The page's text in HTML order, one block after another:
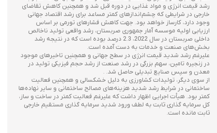
رشد قیمت انرژی و مواد غذایی در دوره قبل شد و همچنین کاهش تقاضای
خارجی در شرایطی که چشم‌اندازهای کمتر مساعد برای رشد اقتصاد جهانی
وجود دارد، کارساز خواهد بود. جهت کاهش فشارهای تورمی بر اساس
ارزیابی اولیه موسسه آمار جمهوری صربستان، رشد واقعی تولید ناخالص
داخلی صربستان در سال 2022، 2.3 درصد بوده است که در نتیجه رشد
بخش‌های صنعت و خدمات به دست آمده است.
علیرغم رشد شدید قیمت انرژی در سطح جهانی و همچنین تاخیرهای موجود
در زنجیره تامین، سهم بزرگی در رشد صنعت از رشد حجم فیزیکی تولید در
معدن و سپس صنایع تبدیلی حاصل شد. .
از سوی دیگر، تولیدات کشاورزی به دلیل خشکسالی و همچنین فعالیت
ساختمانی در شرایط رشد شدید هزینه‌های مصالح ساختمانی و سایر نهاده‌ها
کمتر بود. هیأت اجرایی اظهار داشت که علیرغم فعالیت کمتر در ساخت و ساز،
کل سرمایه گذاری ثابت به لطف ورود شدید سرمایه گذاری مستقیم خارجی
ثابت مانده است.